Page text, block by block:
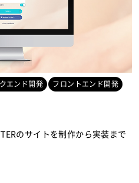
エンド開発 フロントエンド開発
のサイトを制作から実装まで